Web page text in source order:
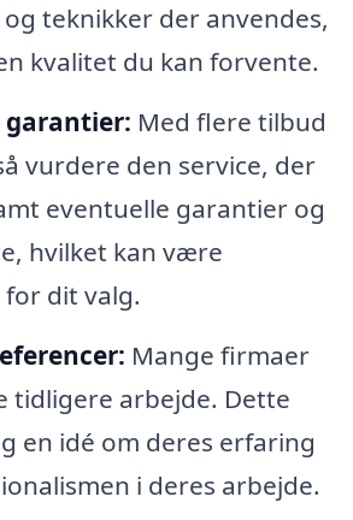
teknikker der anvendes,
kvalitet du kan forvente.
garantier: Med flere tilbud
vurdere den service, der
eventuelle garantier og
hvilket kan være
dit valg.
Mange firmaer
tidligere arbejde. Dette
en idé om deres erfaring
i deres arbejde.